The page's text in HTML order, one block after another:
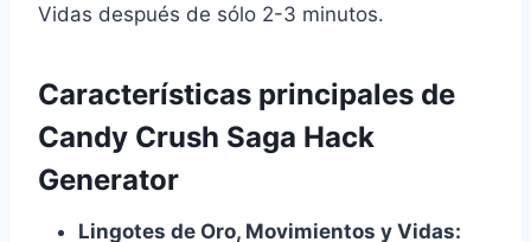
Vidas después de sólo 2-3 minutos.
Características principales de
Candy Crush Saga Hack
Generator
Lingotes de Oro, Movimientos y Vidas: